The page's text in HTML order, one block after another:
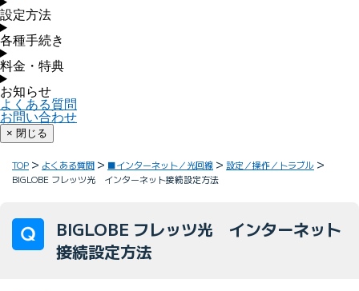
設定方法
各種手続き
料金・特典
お知らせ
よくある質問
お問い合わせ
× 閉じる
TOP よくある質問 ■インターネット／光回線
設定／操作／トラブル
BIGLOBE フレッツ光 インターネット接続設定方法
BIGLOBE フレッツ光 インターネット
接続設定方法